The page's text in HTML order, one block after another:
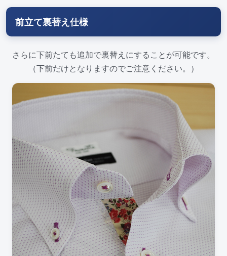
前立て裏替え仕様
さらに下前たても追加で裏替えにすることが可能です。
（下前だけとなりますのでご注意ください。）